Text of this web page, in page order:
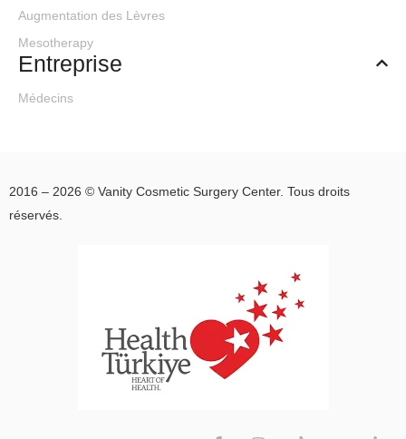
10.1007/s00266-
Augmentation des Lèvres
Mesotherapy
Entreprise
Médecins
2016 – 2026 © Vanity Cosmetic Surgery Center. Tous droits
réservés.